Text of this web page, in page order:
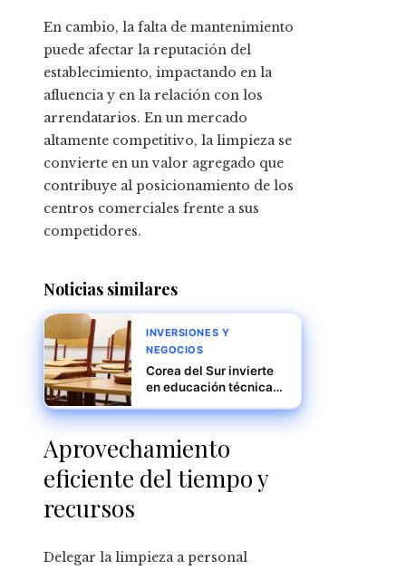
En cambio, la falta de mantenimiento
puede afectar la reputación del
establecimiento, impactando en la
afluencia y en la relación con los
arrendatarios. En un mercado
altamente competitivo, la limpieza se
convierte en un valor agregado que
contribuye al posicionamiento de los
centros comerciales frente a sus
competidores.
Noticias similares
INVERSIONES Y
NEGOCIOS
Corea del Sur invierte
en educación técnica
capacidad innovadora
Aprovechamiento
eficiente del tiempo y
recursos
Delegar la limpieza a personal